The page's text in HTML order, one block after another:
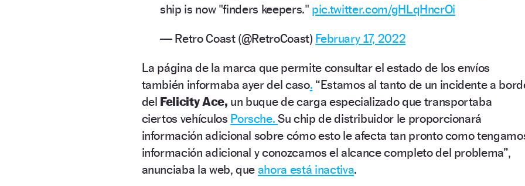
ship is now "finders keepers." pic.twitter.com/gHLqHncrOi
— Retro Coast (@RetroCoast) February 17, 2022
La página de la marca que permite consultar el estado de los envíos
también informaba ayer del caso. “Estamos al tanto de un incidente a
del Felicity Ace, un buque de carga especializado que transportaba
ciertos vehículos Porsche.Su chip de distribuidor le proporcionará
información adicional sobre cómo esto le afecta tan pronto como
información adicional y conozcamos el alcance completo del problema”,
anunciaba la web, que ahora está inactiva.